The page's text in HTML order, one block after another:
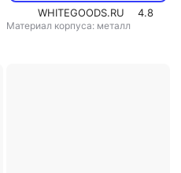
WHITEGOODS.RU
4.8
Материал корпуса: металл